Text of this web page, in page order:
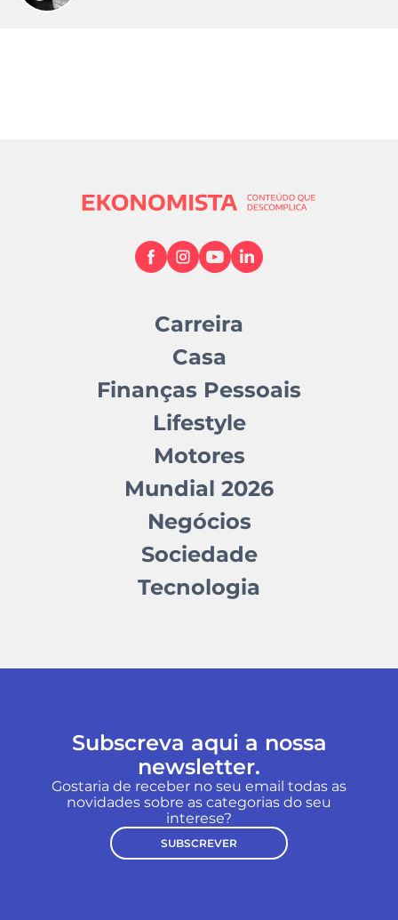
Carreira
Casa
Finanças Pessoais
Lifestyle
Motores
Mundial 2026
Negócios
Sociedade
Tecnologia
Subscreva aqui a nossa
newsletter.
Gostaria de receber no seu email todas as
novidades sobre as categorias do seu
interese?
SUBSCREVER